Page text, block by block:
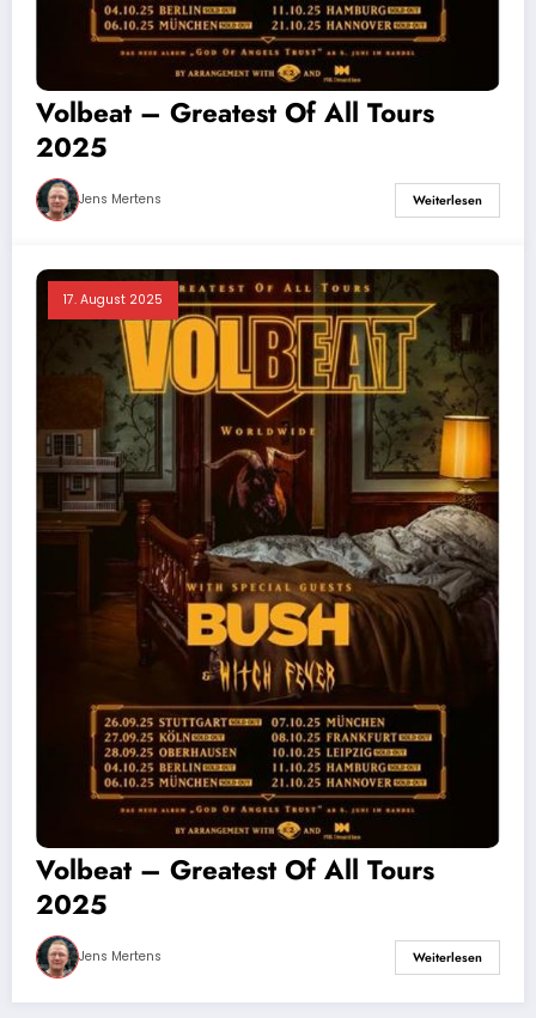
Volbeat – Greatest Of All Tours
2025
Jens Mertens Weiterlesen
17. August 2025
Volbeat – Greatest Of All Tours
2025
Jens Mertens Weiterlesen